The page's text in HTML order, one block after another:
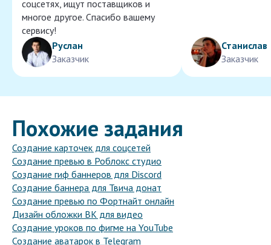
соцсетях, ищут поставщиков и
многое другое. Спасибо вашему
сервису!
Руслан
Заказчик
Станислав
Заказчик
Похожие задания
Создание карточек для соцсетей
Создание превью в Роблокс студио
Создание гиф баннеров для Discord
Создание баннера для Твича донат
Создание превью по Фортнайт онлайн
Дизайн обложки ВК для видео
Создание уроков по фигме на YouTube
Создание аватарок в Telegram